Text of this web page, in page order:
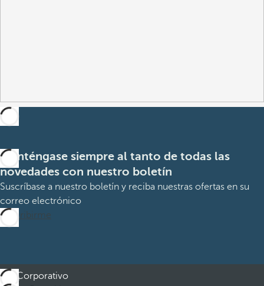
Manténgase siempre al tanto de todas las
novedades con nuestro boletín
Suscríbase a nuestro boletín y reciba nuestras ofertas en su
correo electrónico
Suscribirme
Corporativo